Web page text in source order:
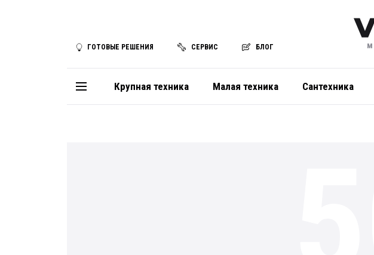
ГОТОВЫЕ РЕШЕНИЯ СЕРВИС БЛОГ
Крупная техника Малая техника Сантехника